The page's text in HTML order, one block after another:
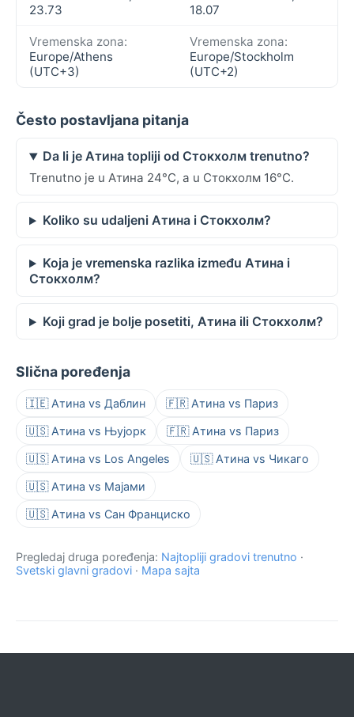
23.73
18.07
Vremenska zona:
Europe/Athens
(UTC+3)
Vremenska zona:
Europe/Stockholm
(UTC+2)
Često postavljana pitanja
Da li je Атина topliji od Стокхолм trenutno?
Trenutno je u Атина 24°C, a u Стокхолм 16°C.
Koliko su udaljeni Атина i Стокхолм?
Koja je vremenska razlika između Атина i
Стокхолм?
Koji grad je bolje posetiti, Атина ili Стокхолм?
Slična poređenja
🇮🇪 Атина vs Даблин 🇫🇷 Атина vs Париз
🇺🇸 Атина vs Њујорк 🇫🇷 Атина vs Париз
🇺🇸 Атина vs Los Angeles 🇺🇸 Атина vs Чикаго
🇺🇸 Атина vs Мајами
🇺🇸 Атина vs Сан Франциско
Pregledaj druga poređenja: Najtopliji gradovi trenutno ·
Svetski glavni gradovi · Mapa sajta